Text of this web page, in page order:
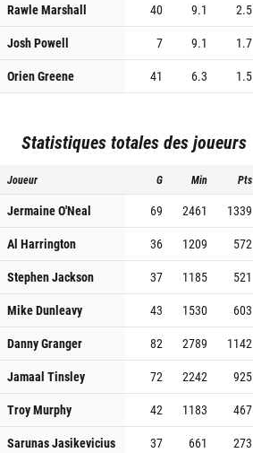
Rawle Marshall
40 9.1 2.5
Josh Powell
7 9.1 1.7
Orien Greene
41 6.3 1.5
Statistiques totales des joueurs
Joueur G Min Pts
Jermaine O'Neal 69 2461 1339
Al Harrington
36 1209 572
Stephen Jackson
37 1185 521
Mike Dunleavy
43 1530 603
Danny Granger
82 2789 1142
Jamaal Tinsley
72 2242 925
Troy Murphy
42 1183 467
Sarunas Jasikevicius
37 661 273